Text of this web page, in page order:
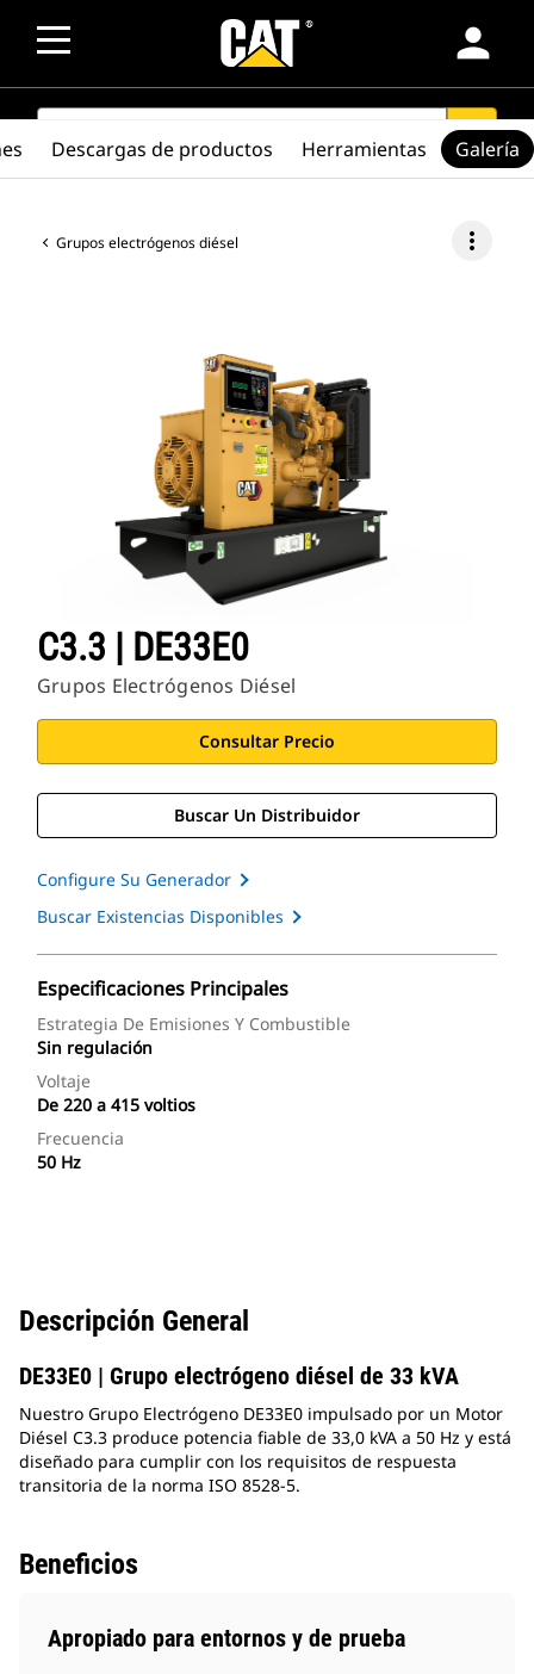
person
SEARCH search
Grupos electrógenos diésel more_vert
C3.3 | DE33E0
Grupos Electrógenos Diésel
Consultar Precio
Buscar Un Distribuidor
Configure Su Generador
Buscar Existencias Disponibles
Especificaciones Principales
Estrategia De Emisiones Y Combustible
Sin regulación
Voltaje
De 220 a 415 voltios
Frecuencia
50 Hz
Descargas de productos Herramientas Galería
Descripción General
DE33E0 | Grupo electrógeno diésel de 33 kVA
Nuestro Grupo Electrógeno DE33E0 impulsado por un Motor
Diésel C3.3 produce potencia fiable de 33,0 kVA a 50 Hz y está
diseñado para cumplir con los requisitos de respuesta
transitoria de la norma ISO 8528-5.
Beneficios
Apropiado para entornos y de prueba